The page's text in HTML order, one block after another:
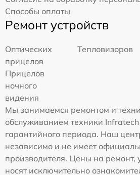
Способы оплаты
Ремонт устройств
Оптических
прицелов
Тепловизоров
Прицелов
ночного
видения
Мы занимаемся ремонтом и
обслуживанием техники
гарантийного периода. Наш
независимо и не имеет
производителя. Цены на ремонт,
носят исключительно